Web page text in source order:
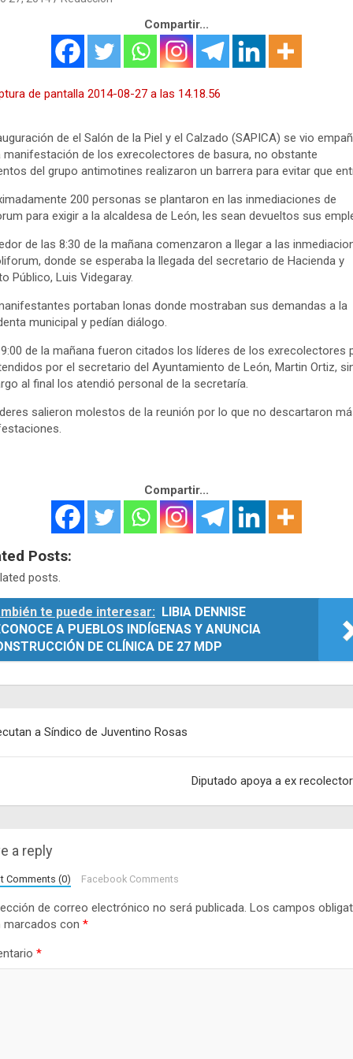
Compartir...
de el Salón de la Piel y el Calzado (SAPICA) se vio
manifestación de los exrecolectores de basura, no obstante
del grupo antimotines realizaron un barrera para evitar que
200 personas se plantaron en las inmediaciones de
para exigir a la alcaldesa de León, les sean devueltos sus
de las 8:30 de la mañana comenzaron a llegar a las
donde se esperaba la llegada del secretario de Hacienda y
Público, Luis Videgaray.
portaban lonas donde mostraban sus demandas a la
municipal y pedían diálogo.
de la mañana fueron citados los líderes de los exrecolectores
por el secretario del Ayuntamiento de León, Martin Ortiz,
al final los atendió personal de la secretaría.
salieron molestos de la reunión por lo que no descartaron
Compartir...
Posts:
posts.
te puede interesar: LIBIA DENNISE
A PUEBLOS INDÍGENAS Y ANUNCIA
DE CLÍNICA DE 27 MDP
a Síndico de Juventino Rosas
Diputado apoya a ex
a reply
Comments (0) Facebook Comments
de correo electrónico no será publicada. Los campos
marcados con *
*